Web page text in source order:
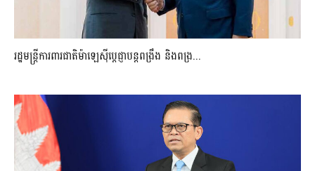
រដ្ឋមន្ត្រីការពារជាតិម៉ាឡេស៊ីប្ដេជ្ញាបន្តពង្រឹង និងពង្រ...